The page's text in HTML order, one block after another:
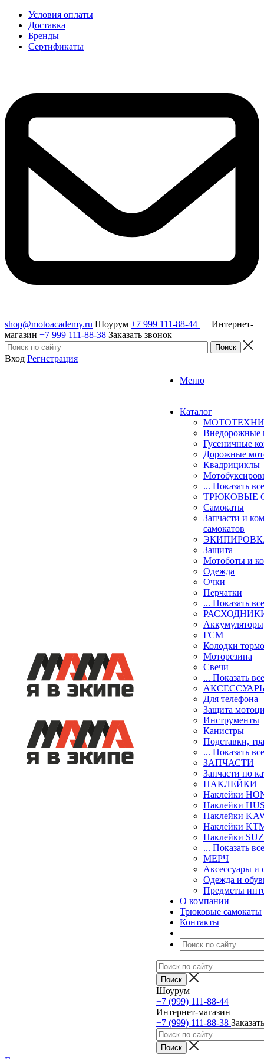
Условия оплаты
Доставка
Бренды
Сертификаты
shop@motoacademy.ru Шоурум +7 999 111-88-44
Интернет-
магазин +7 999 111-88-38 Заказать звонок
Вход Регистрация
Меню
Каталог
Внедорожные
Гусеничные
Дорожные
Квадрициклы
... Показать все
ТРЮКОВЫЕ
Самокаты
Запчасти и
самокатов
Защита
Мотоботы и
Одежда
Очки
Перчатки
... Показать все
Аккумуляторы
ГСМ
Колодки
Моторезина
Свечи
... Показать все
Для телефона
Защита
Инструменты
Канистры
Подставки,
... Показать все
ЗАПЧАСТИ
Запчасти по
НАКЛЕЙКИ
Наклейки
Наклейки
Наклейки
Наклейки
Наклейки
... Показать все
МЕРЧ
Аксессуары и
Одежда и
Предметы
О компании
Трюковые самокаты
Контакты
Шоурум
+7 (999) 111-88-44
Интернет-магазин
+7 (999) 111-88-38